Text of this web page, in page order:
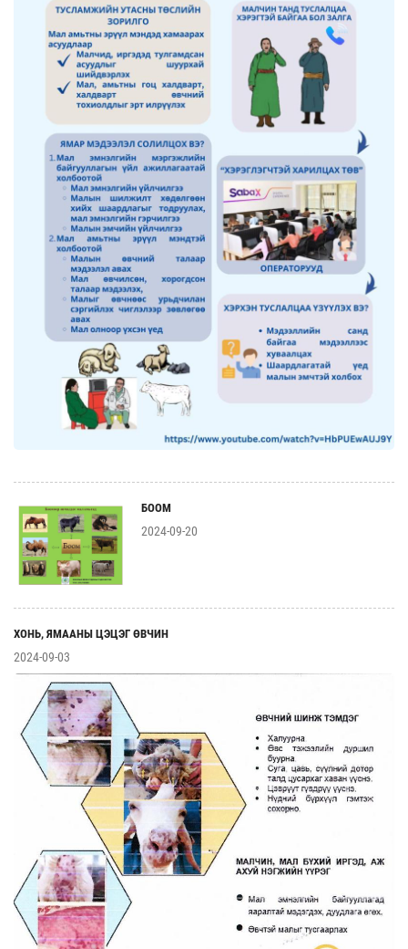
БООМ
2024-09-20
ХОНЬ, ЯМААНЫ ЦЭЦЭГ ӨВЧИН
2024-09-03